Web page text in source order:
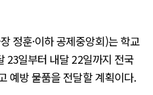
정훈·이하 공제중앙회)는 학교
23일부터 내달 22일까지 전국
예방 물품을 전달할 계획이다.